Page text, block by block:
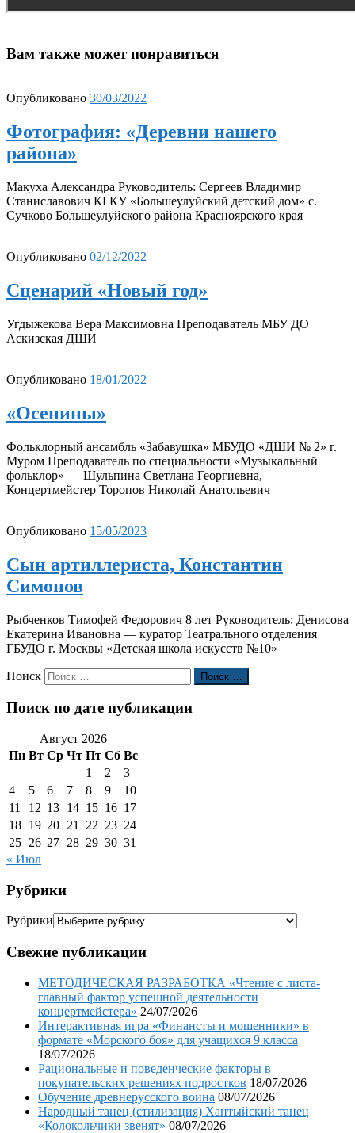
Вам также может понравиться
Опубликовано 30/03/2022
Фотография: «Деревни нашего
района»
Макуха Александра Руководитель: Сергеев Владимир
Станиславович КГКУ «Большеулуйский детский дом» с.
Сучково Большеулуйского района Красноярского края
Опубликовано 02/12/2022
Сценарий «Новый год»
Угдыжекова Вера Максимовна Преподаватель МБУ ДО
Аскизская ДШИ
Опубликовано 18/01/2022
«Осенины»
Фольклорный ансамбль «Забавушка» МБУДО «ДШИ № 2» г.
Муром Преподаватель по специальности «Музыкальный
фольклор» — Шульпина Светлана Георгиевна,
Концертмейстер Торопов Николай Анатольевич
Опубликовано 15/05/2023
Сын артиллериста, Константин
Симонов
Рыбченков Тимофей Федорович 8 лет Руководитель: Денисова
Екатерина Ивановна — куратор Театрального отделения
ГБУДО г. Москвы «Детская школа искусств №10»
Поиск Поиск …
Поиск по дате публикации
Август 2026
Пн Вт Ср Чт Пт Сб Вс
1
2
3
4
5 6 7 8 9
10
11
12 13 14 15 16 17
18 19 20 21 22 23 24
25 26 27 28 29 30 31
« Июл
Рубрики
Рубрики
Свежие публикации
МЕТОДИЧЕСКАЯ РАЗРАБОТКА «Чтение с листа-
главный фактор успешной деятельности
концертмейстера» 24/07/2026
Интерактивная игра «Финансты и мошенники» в
формате «Морского боя» для учащихся 9 класса
18/07/2026
Рациональные и поведенческие факторы в
покупательских решениях подростков 18/07/2026
Обучение древнерусского воина 08/07/2026
Народный танец (стилизация) Хантыйский танец
«Колокольчики звенят» 08/07/2026